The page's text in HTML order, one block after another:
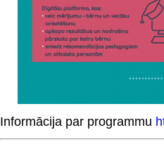
Informācija par programmu